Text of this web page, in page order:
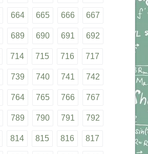
664 665 666 667
689 690 691 692
714 715 716 717
739 740 741 742
764 765 766 767
789 790 791 792
814 815 816 817